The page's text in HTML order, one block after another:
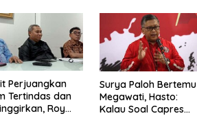
Perjuangkan
Tertindas dan
Roy
Surya Paloh Bertemu
Megawati, Hasto:
Kalau Soal Capres